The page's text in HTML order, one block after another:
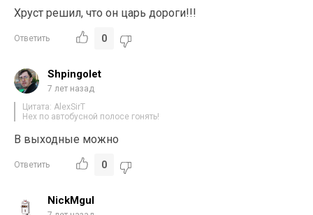
Хруст решил, что он царь дороги!!!
Ответить 0
Shpingolet
7 лет назад
Цитата: AlexSirT
Нех по автобусной полосе гонять!
В выходные можно
Ответить 0
NickMgul